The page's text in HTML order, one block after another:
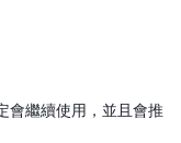
會繼續使用，並且會推